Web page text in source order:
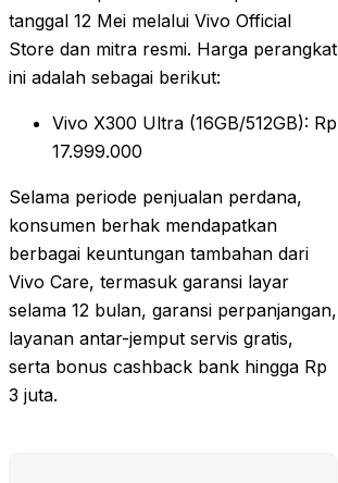
tanggal 12 Mei melalui Vivo Official
Store dan mitra resmi. Harga perangkat
ini adalah sebagai berikut:
Vivo X300 Ultra (16GB/512GB): Rp
17.999.000
Selama periode penjualan perdana,
konsumen berhak mendapatkan
berbagai keuntungan tambahan dari
Vivo Care, termasuk garansi layar
selama 12 bulan, garansi perpanjangan,
layanan antar-jemput servis gratis,
serta bonus cashback bank hingga Rp
3 juta.